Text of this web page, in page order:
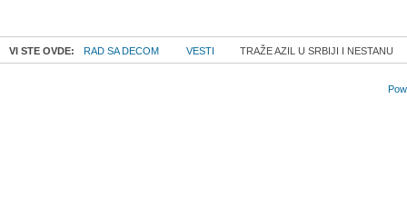
VI STE OVDE: RAD SA DECOM VESTI TRAŽE AZIL U SRBIJI I NESTANU